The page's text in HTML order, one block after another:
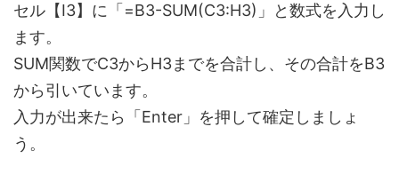
セル【I3】に「=B3-SUM(C3:H3)」と数式を入力し
ます。
SUM関数でC3からH3までを合計し、その合計をB3
から引いています。
入力が出来たら「Enter」を押して確定しましょ
う。